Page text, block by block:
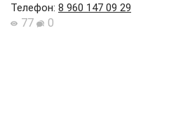
Телефон: 8 960 147 09 29
77 0